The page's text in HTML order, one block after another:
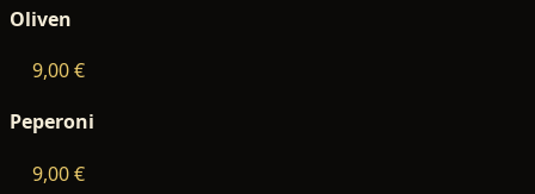
Oliven
9,00 €
Peperoni
9,00 €